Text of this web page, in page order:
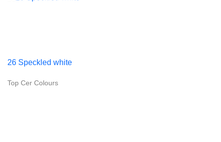
26 Speckled white
Top Cer Colours